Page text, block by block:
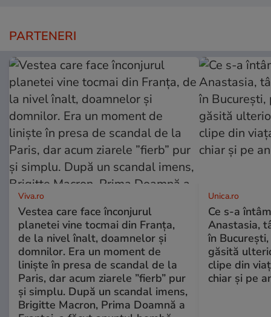
PARTENERI
Viva.ro
Vestea care face înconjurul
planetei vine tocmai din Franța,
de la nivel înalt, doamnelor și
domnilor. Era un moment de
liniște în presa de scandal de la
Paris, dar acum ziarele ”fierb” pur
și simplu. După un scandal imens,
Brigitte Macron, Prima Doamnă a
Unica.ro
Ce s-a
Anastasia,
în
găsită
clipe din
chiar și pe